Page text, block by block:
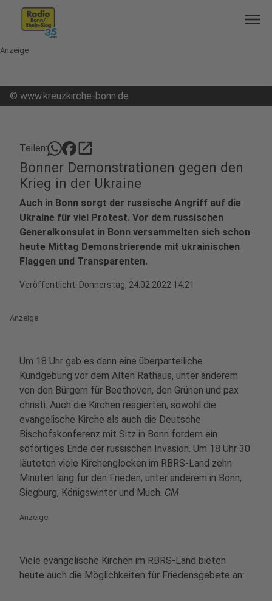
menu
Anzeige
© www.kreuzkirche-bonn.de
Teilen: open_in_new
Bonner Demonstrationen gegen den
Krieg in der Ukraine
Auch in Bonn sorgt der russische Angriff auf die
Ukraine für viel Protest. Vor dem russischen
Generalkonsulat in Bonn versammelten sich schon
heute Mittag Demonstrierende mit ukrainischen
Flaggen und Transparenten.
Veröffentlicht: Donnerstag, 24.02.2022 14:21
Anzeige
Um 18 Uhr gab es dann eine überparteiliche
Kundgebung vor dem Alten Rathaus, unter anderem
von den Bürgern für Beethoven, den Grünen und pax
christi. Auch die Kirchen reagierten, sowohl die
evangelische Kirche als auch die Deutsche
Bischofskonferenz mit Sitz in Bonn fordern ein
sofortiges Ende der russischen Invasion. Um 18 Uhr 30
läuteten viele Kirchenglocken im RBRS-Land zehn
Minuten lang für den Frieden, unter anderem in Bonn,
Siegburg, Königswinter und Much. CM
Anzeige
Viele evangelische Kirchen im RBRS-Land bieten
heute auch die Möglichkeiten für Friedensgebete an: